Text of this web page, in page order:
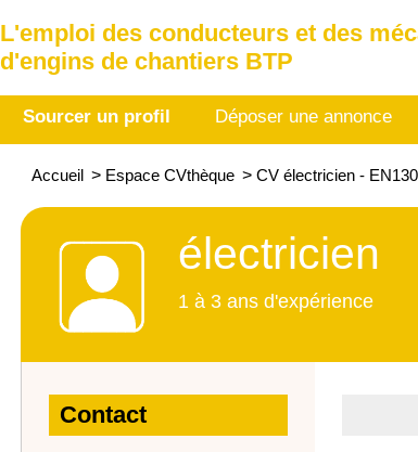
L'emploi des conducteurs et des
d'engins de chantiers BTP
Sourcer un profil Déposer une annonce
Accueil > Espace CVthèque > CV électricien -
électricien
1 à 3 ans d'expérience
Contact